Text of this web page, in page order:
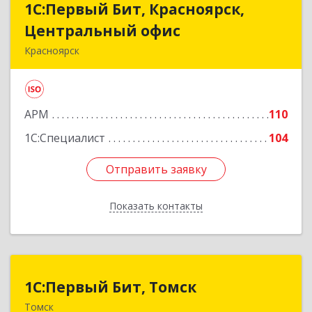
1С:Первый Бит, Красноярск,
Центральный офис
Красноярск
АРМ
110
1С:Специалист
104
Отправить заявку
Показать контакты
1С:Первый Бит, Красноярск,
Центральный офис
Подробнее
Отправить заявку
Назад
1С:Первый Бит, Томск
Томск